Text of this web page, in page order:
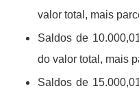
valor total, mais
Saldos de
do valor total, mais
Saldos de